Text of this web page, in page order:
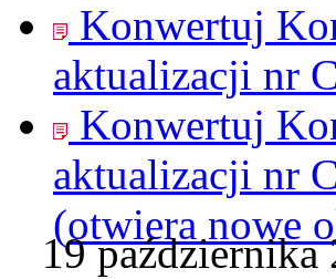
Konwertuj
aktualizacji nr
Konwertuj
aktualizacji nr
(otwiera nowe
19 października